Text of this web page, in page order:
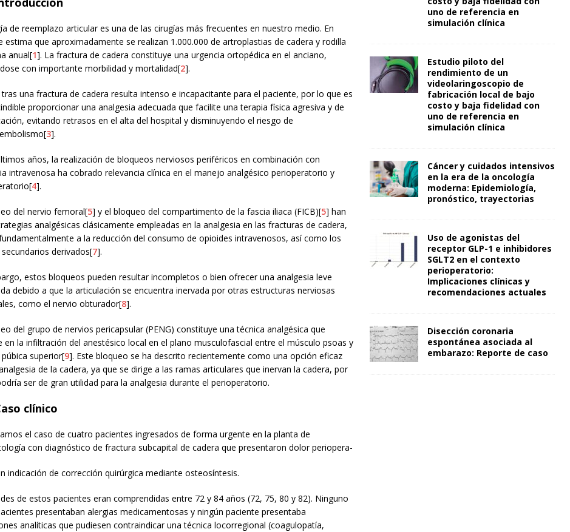
de reemplazo articular es una de las cirugías más frecuentes en nuestro medio. En
estima que aproximadamente se realizan 1.000.000 de artroplastias de cadera y rodilla
anual[1]. La fractura de cadera constituye una urgencia ortopédica en el anciano,
con importante morbilidad y mortalidad[2].
tras una fractura de cadera resulta intenso e incapacitante para el paciente, por lo que es
proporcionar una analgesia adecuada que facilite una terapia física agresiva y de
evitando retrasos en el alta del hospital y disminuyendo el riesgo de
3].
años, la realización de bloqueos nerviosos periféricos en combinación con
intravenosa ha cobrado relevancia clínica en el manejo analgésico perioperatorio y
4].
del nervio femoral[5] y el bloqueo del compartimento de la fascia iliaca (FICB)[5] han
analgésicas clásicamente empleadas en la analgesia en las fracturas de cadera,
a la reducción del consumo de opioides intravenosos, así como los
derivados[7].
estos bloqueos pueden resultar incompletos o bien ofrecer una analgesia leve
debido a que la articulación se encuentra inervada por otras estructuras nerviosas
como el nervio obturador[8].
del grupo de nervios pericapsular (PENG) constituye una técnica analgésica que
en la infiltración del anestésico local en el plano musculofascial entre el músculo psoas y
superior[9]. Este bloqueo se ha descrito recientemente como una opción eficaz
de la cadera, ya que se dirige a las ramas articulares que inervan la cadera, por
ser de gran utilidad para la analgesia durante el perioperatorio.
clínico
el caso de cuatro pacientes ingresados de forma urgente en la planta de
con diagnóstico de fractura subcapital de cadera que presentaron dolor periopera-
indicación de corrección quirúrgica mediante osteosíntesis.
de estos pacientes eran comprendidas entre 72 y 84 años (72, 75, 80 y 82). Ninguno
presentaban alergias medicamentosas y ningún paciente presentaba
analíticas que pudiesen contraindicar una técnica locorregional (coagulopatía,
uno de referencia en
simulación clínica
Estudio piloto del
rendimiento de un
videolaringoscopio de
fabricación local de bajo
costo y baja fidelidad con
uno de referencia en
simulación clínica
Cáncer y cuidados intensivos
en la era de la oncología
moderna: Epidemiología,
pronóstico, trayectorias
Uso de agonistas del
receptor GLP-1 e inhibidores
SGLT2 en el contexto
perioperatorio:
Implicaciones clínicas y
recomendaciones actuales
Disección coronaria
espontánea asociada al
embarazo: Reporte de caso